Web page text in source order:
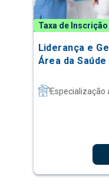
Taxa de
Liderança e
Área da Saúde
Especialização